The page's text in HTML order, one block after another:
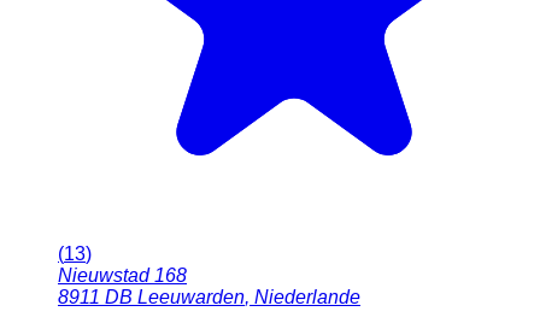
(13)
Nieuwstad 168
8911 DB Leeuwarden, Niederlande